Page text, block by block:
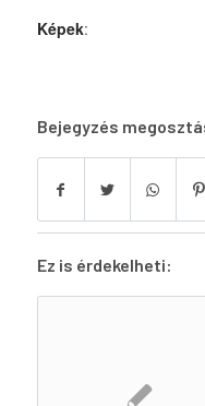
Képek:
Bejegyzés
Ez is érdekelheti: